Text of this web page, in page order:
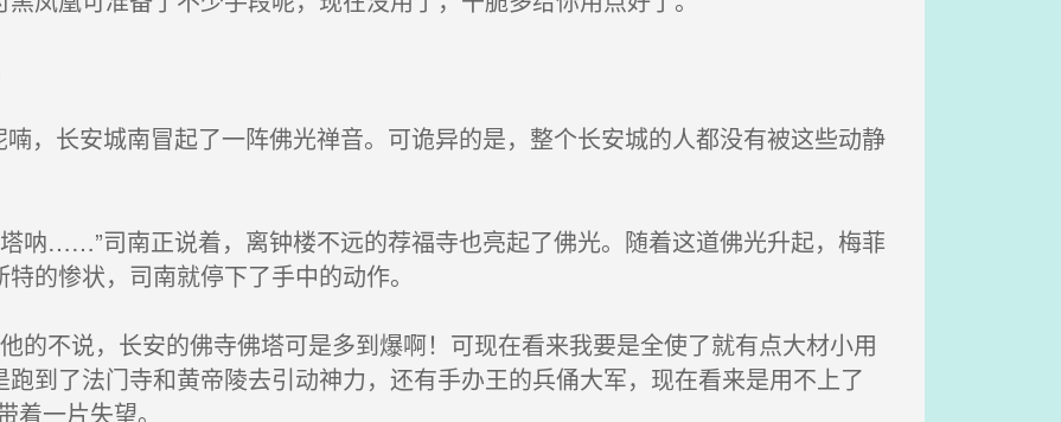
，长安城南冒起了一阵佛光禅音。可诡异的是，整个长安城的人都没有被这些动静
呐……”司南正说着，离钟楼不远的荐福寺也亮起了佛光。随着这道佛光升起，梅菲
的惨状，司南就停下了手中的动作。
不说，长安的佛寺佛塔可是多到爆啊！可现在看来我要是全使了就有点大材小用
到了法门寺和黄帝陵去引动神力，还有手办王的兵俑大军，现在看来是用不上了
一片失望。